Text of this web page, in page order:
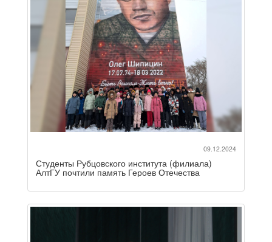
09.12.2024
Студенты Рубцовского института (филиала)
АлтГУ почтили память Героев Отечества